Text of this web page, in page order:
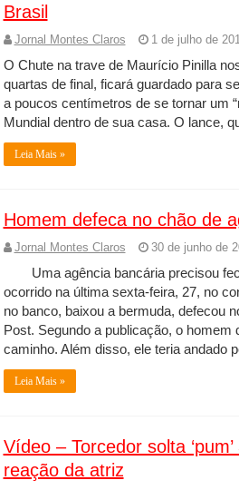
Brasil
Jornal Montes Claros 1 de julho de
O Chute na trave de Maurício Pinilla
quartas de final, ficará guardado para
a poucos centímetros de se tornar um
Mundial dentro de sua casa. O lance,
Leia Mais »
Homem defeca no chão de
Jornal Montes Claros 30 de junho de
Uma agência bancária precisou
ocorrido na última sexta-feira, 27, no
no banco, baixou a bermuda, defecou
Post. Segundo a publicação, o
caminho. Além disso, ele teria andado
Leia Mais »
Vídeo – Torcedor solta
reação da atriz